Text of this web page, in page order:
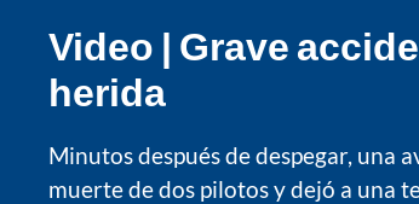
Video | Grave
herida
Minutos después de despegar, una
muerte de dos pilotos y dejó a una